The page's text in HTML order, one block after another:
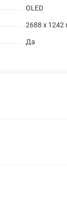
OLED
2688 x 1242
Да